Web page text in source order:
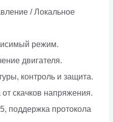
/ Локальное
режим.
двигателя.
контроль и защита.
скачков напряжения.
поддержка протокола